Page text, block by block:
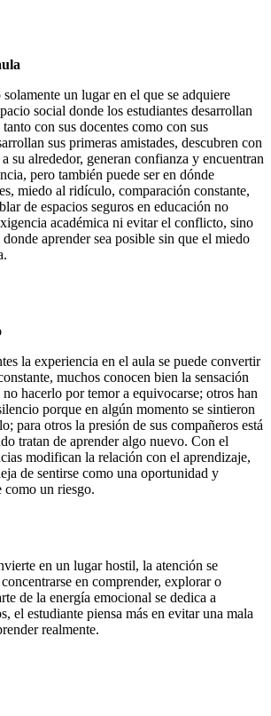
un lugar en el que se adquiere
social donde los estudiantes desarrollan
con sus docentes como con sus
sus primeras amistades, descubren con
su alrededor, generan confianza y encuentran
pero también puede ser en dónde
miedo al ridículo, comparación constante,
de espacios seguros en educación no
académica ni evitar el conflicto, sino
aprender sea posible sin que el miedo
la experiencia en el aula se puede convertir
muchos conocen bien la sensación
hacerlo por temor a equivocarse; otros han
porque en algún momento se sintieron
para otros la presión de sus compañeros está
tratan de aprender algo nuevo. Con el
modifican la relación con el aprendizaje,
de sentirse como una oportunidad y
como un riesgo.
en un lugar hostil, la atención se
en comprender, explorar o
de la energía emocional se dedica a
el estudiante piensa más en evitar una mala
realmente.